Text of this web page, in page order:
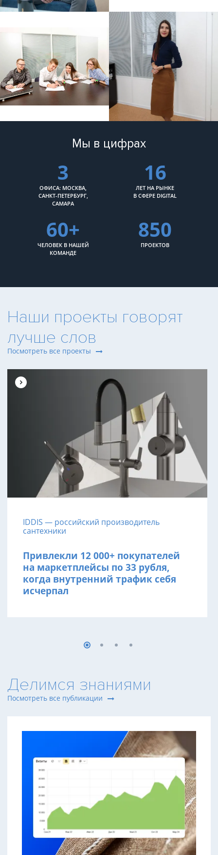
Мы в цифрах
3
ОФИСА: МОСКВА,
САНКТ-ПЕТЕРБУРГ,
САМАРА
16
ЛЕТ НА РЫНКЕ
В СФЕРЕ DIGITAL
60+
ЧЕЛОВЕК В НАШЕЙ
КОМАНДЕ
850
ПРОЕКТОВ
Наши проекты говорят
лучше слов
Посмотреть все проекты
IDDIS — российский производитель
сантехники
Привлекли 12 000+ покупателей
на маркетплейсы по 33 рубля,
когда внутренний трафик себя
исчерпал
Делимся знаниями
Посмотреть все публикации